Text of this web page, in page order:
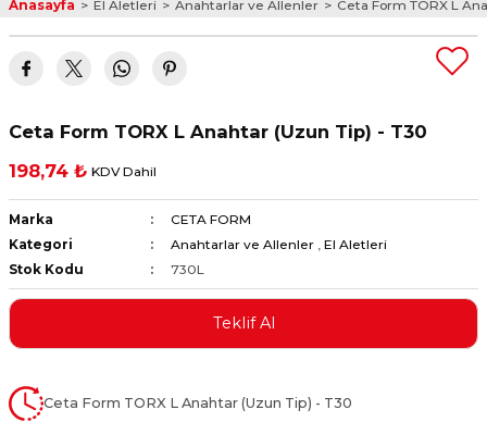
Kaplamalar
ve Multimetreler
ve Penseler
Anasayfa El Aletleri Anahtarlar ve Allenler Ceta Form TORX L
Ceta Form TORX L Anahtar (Uzun Tip) - T30
198,74 ₺ KDV Dahil
Marka
CETA FORM
Kategori
Anahtarlar ve Allenler , El Aletleri
Stok Kodu
730L
Teklif Al
Ceta Form TORX L Anahtar (Uzun Tip) - T30